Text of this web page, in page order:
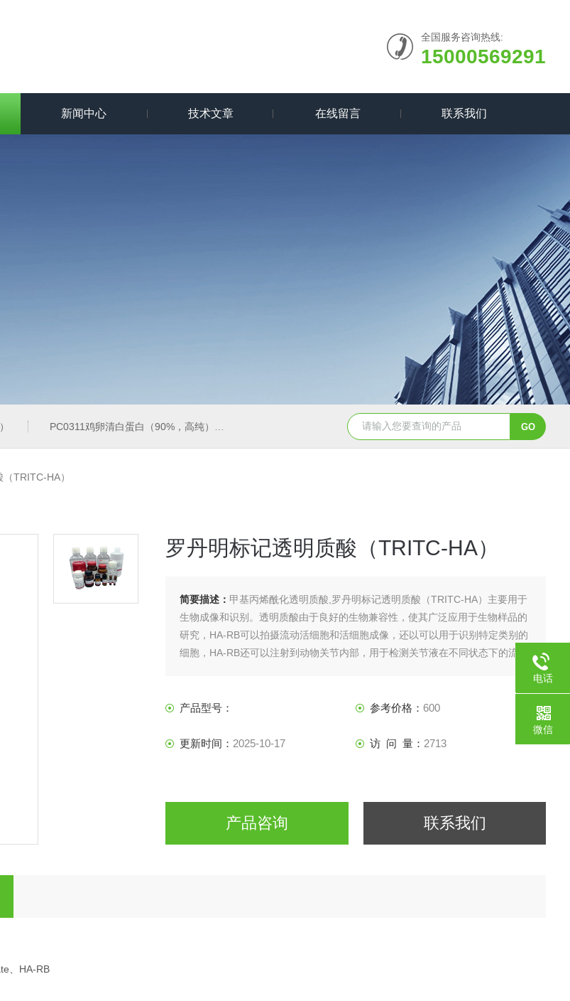
全国服务咨询热线:
15000569291
新闻中心 技术文章 在线留言 联系我们
PC0311鸡卵清白蛋白（90%，高纯） PC0310鸡卵清白蛋白（80%，BR） KD1096乙酰化牛血清白
TRITC-HA）
罗丹明标记透明质酸（TRITC-HA）
简要描述： 甲基丙烯酰化透明质酸,罗丹明标记透明质酸（TRITC-HA）主要用于
生物成像和识别。透明质酸由于良好的生物兼容性，使其广泛应用于生物样品的
研究，HA-RB可以拍摄流动活细胞和活细胞成像，还以可以用于识别特定类别的
细胞，HA-RB还可以注射到动物关节内部，用于检测关节液在不同状态下的流动
产品型号： 参考价格：600
更新时间： 2025-10-17 访 问 量： 2713
产品咨询 联系我们
、HA-RB
电话
微信